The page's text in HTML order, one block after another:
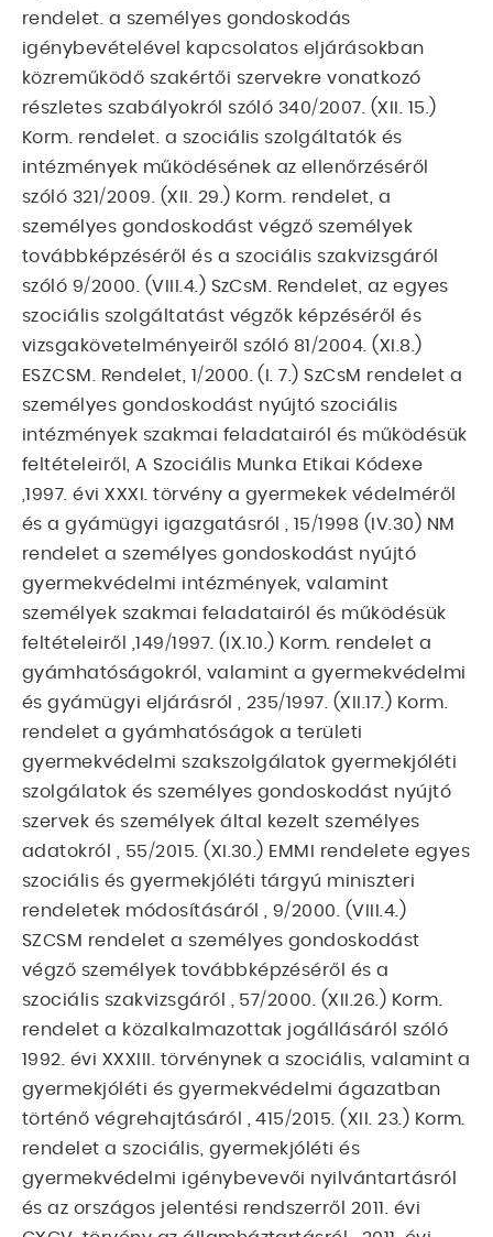
rendelet. a személyes gondoskodás
igénybevételével kapcsolatos eljárásokban
közreműködő szakértői szervekre vonatkozó
részletes szabályokról szóló 340/2007. (XII. 15.)
Korm. rendelet. a szociális szolgáltatók és
intézmények működésének az ellenőrzéséről
szóló 321/2009. (XII. 29.) Korm. rendelet, a
személyes gondoskodást végző személyek
továbbképzéséről és a szociális szakvizsgáról
szóló 9/2000. (VIII.4.) SzCsM. Rendelet, az egyes
szociális szolgáltatást végzők képzéséről és
vizsgakövetelményeiről szóló 81/2004. (XI.8.)
ESZCSM. Rendelet, 1/2000. (I. 7.) SzCsM rendelet a
személyes gondoskodást nyújtó szociális
intézmények szakmai feladatairól és működésük
feltételeiről, A Szociális Munka Etikai Kódexe
,1997. évi XXXI. törvény a gyermekek védelméről
és a gyámügyi igazgatásról , 15/1998 (IV.30) NM
rendelet a személyes gondoskodást nyújtó
gyermekvédelmi intézmények, valamint
személyek szakmai feladatairól és működésük
feltételeiről ,149/1997. (IX.10.) Korm. rendelet a
gyámhatóságokról, valamint a gyermekvédelmi
és gyámügyi eljárásról , 235/1997. (XII.17.) Korm.
rendelet a gyámhatóságok a területi
gyermekvédelmi szakszolgálatok gyermekjóléti
szolgálatok és személyes gondoskodást nyújtó
szervek és személyek által kezelt személyes
adatokról , 55/2015. (XI.30.) EMMI rendelete egyes
szociális és gyermekjóléti tárgyú miniszteri
rendeletek módosításáról , 9/2000. (VIII.4.)
SZCSM rendelet a személyes gondoskodást
végző személyek továbbképzéséről és a
szociális szakvizsgáról , 57/2000. (XII.26.) Korm.
rendelet a közalkalmazottak jogállásáról szóló
1992. évi XXXIII. törvénynek a szociális, valamint a
gyermekjóléti és gyermekvédelmi ágazatban
történő végrehajtásáról , 415/2015. (XII. 23.) Korm.
rendelet a szociális, gyermekjóléti és
gyermekvédelmi igénybevevői nyilvántartásról
és az országos jelentési rendszerről 2011. évi